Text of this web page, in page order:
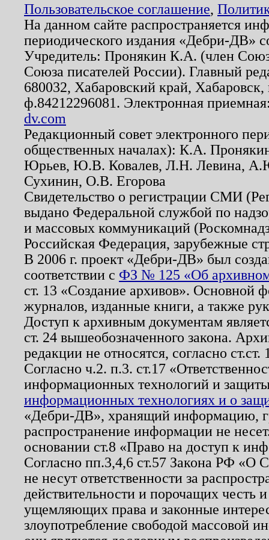
Пользовательское соглашение,
На данном сайте распространяется
периодического издания «Дебри-ДВ»
Учредитель: Пронякин К.А. (член
Союза писателей России). Главный
680032, Хабаровский край,
ф.84212296081. Электронная
dv.com
Редакционный совет электронного
общественных началах): К.А.
Юрьев, Ю.В. Ковалев, Л.Н. Левина,
Сухинин, О.В. Егорова
Свидетельство о регистрации СМИ
выдано Федеральной службой по
и массовых коммуникаций
Российская Федерация, зарубежные
В 2006 г. проект «Дебри-ДВ» был
соответствии с ФЗ № 125 «Об
ст. 13 «Создание архивов». Основной
журналов, изданные книги, а также
Доступ к архивным документам
ст. 24 вышеобозначенного закона.
редакции не относятся, согласно
Согласно ч.2. п.3. ст.17
информационных технологий и
информационных технологиях и о
«Дебри-ДВ», хранящий информацию,
распространение информации не
основании ст.8 «Право на доступ к
Согласно пп.3,4,6 ст.57 Закона РФ «О
не несут ответственности за
действительности и порочащих честь
ущемляющих права и законные
злоупотребление свободой массовой